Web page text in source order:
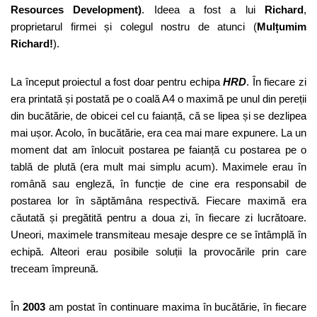
Resources Development). Ideea a fost a lui Richard,
proprietarul firmei și colegul nostru de atunci (Mulțumim
Richard!).
La început proiectul a fost doar pentru echipaHRD. În fiecare zi
era printată și postată pe o coală A4 o maximă pe unul din pereții
din bucătărie, de obicei cel cu faianță, că se lipea și se dezlipea
mai ușor. Acolo, în bucătărie, era cea mai mare expunere. La un
moment dat am înlocuit postarea pe faianță cu postarea pe o
tablă de plută (era mult mai simplu acum). Maximele erau în
română sau engleză, în funcție de cine era responsabil de
postarea lor în săptămâna respectivă. Fiecare maximă era
căutată și pregătită pentru a doua zi, în fiecare zi lucrătoare.
Uneori, maximele transmiteau mesaje despre ce se întâmplă în
echipă. Alteori erau posibile soluții la provocările prin care
treceam împreună.
În 2003am postat în continuare maxima în bucătărie, în fiecare